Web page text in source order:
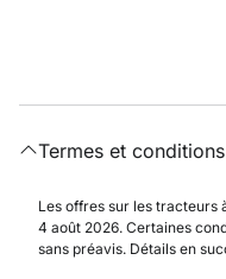
Termes et conditions
Les offres sur les tracteurs
4 août 2026. Certaines
sans préavis. Détails en